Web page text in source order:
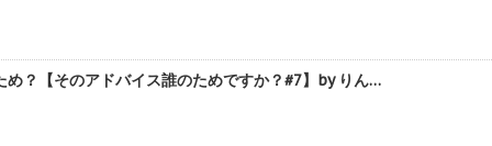
？【そのアドバイス誰のためですか？#7】by りん…